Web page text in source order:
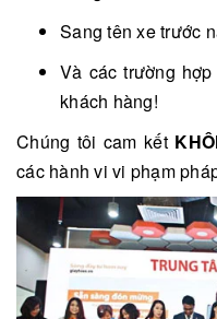
Sang tên xe trước
Và các trường
khách hàng!
Chúng tôi cam kết
các hành vi vi phạm